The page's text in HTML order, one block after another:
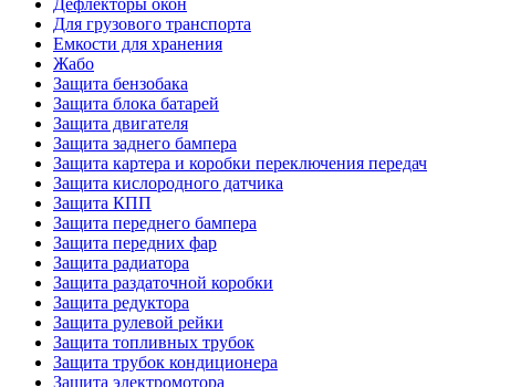
Дефлекторы окон
Для грузового транспорта
Емкости для хранения
Жабо
Защита бензобака
Защита блока батарей
Защита двигателя
Защита заднего бампера
Защита картера и коробки переключения передач
Защита кислородного датчика
Защита КПП
Защита переднего бампера
Защита передних фар
Защита радиатора
Защита раздаточной коробки
Защита редуктора
Защита рулевой рейки
Защита топливных трубок
Защита трубок кондиционера
Защита электромотора